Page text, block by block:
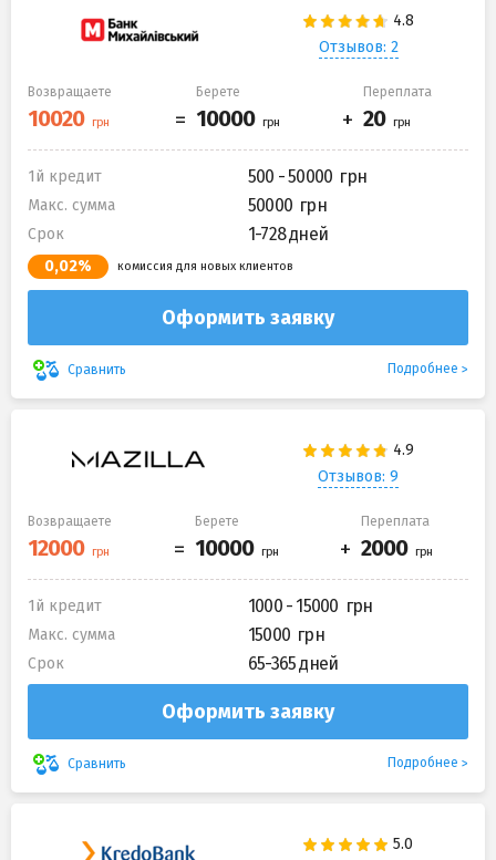
Отзывов: 2
Возвращаете Берете Переплата
1й кредит 500 - 50000
Макс. сумма 50000
Срок 1-728 дней
0,02% комиссия для новых клиентов
Оформить заявку
Сравнить Подробнее
Отзывов: 9
Возвращаете Берете Переплата
1й кредит 1000 - 15000
Макс. сумма 15000
Срок 65-365 дней
Оформить заявку
Сравнить Подробнее